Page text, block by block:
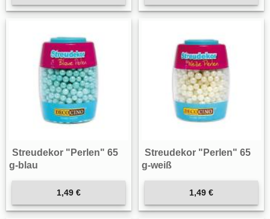
Streudekor "Perlen" 65
g-blau
1,49 €
Streudekor "Perlen" 65
g-weiß
1,49 €